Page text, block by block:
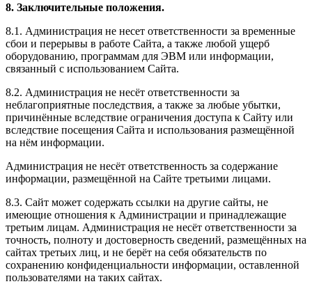
8. Заключительные положения.
8.1. Администрация не несет ответственности за временные
сбои и перерывы в работе Сайта, а также любой ущерб
оборудованию, программам для ЭВМ или информации,
связанный с использованием Сайта.
8.2. Администрация не несёт ответственности за
неблагоприятные последствия, а также за любые убытки,
причинённые вследствие ограничения доступа к Сайту или
вследствие посещения Сайта и использования размещённой
на нём информации.
Администрация не несёт ответственность за содержание
информации, размещённой на Сайте третьими лицами.
8.3. Сайт может содержать ссылки на другие сайты, не
имеющие отношения к Администрации и принадлежащие
третьим лицам. Администрация не несёт ответственности за
точность, полноту и достоверность сведений, размещённых на
сайтах третьих лиц, и не берёт на себя обязательств по
сохранению конфиденциальности информации, оставленной
пользователями на таких сайтах.